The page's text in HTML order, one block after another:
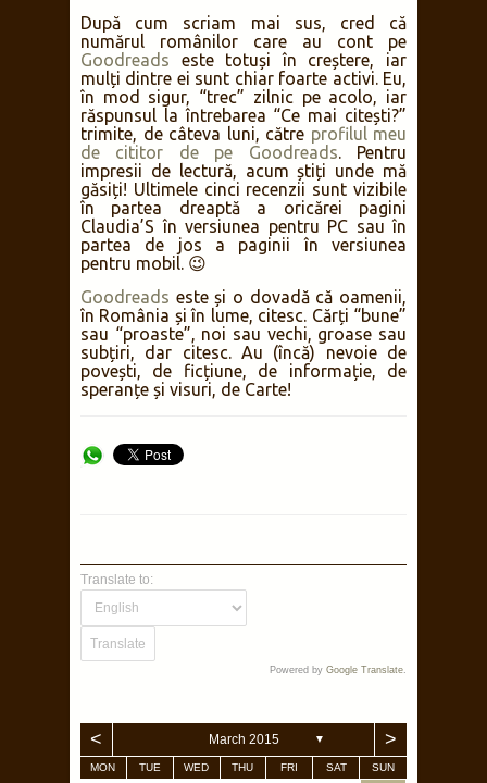
După cum scriam mai sus, cred că
numărul românilor care au cont pe
Goodreads este totuși în creștere, iar
mulți dintre ei sunt chiar foarte activi. Eu,
în mod sigur, “trec” zilnic pe acolo, iar
răspunsul la întrebarea “Ce mai citești?”
trimite, de câteva luni, către profilul meu
de cititor de pe Goodreads. Pentru
impresii de lectură, acum știți unde mă
găsiți! Ultimele cinci recenzii sunt vizibile
în partea dreaptă a oricărei pagini
Claudia’S în versiunea pentru PC sau în
partea de jos a paginii în versiunea
pentru mobil. 😉
Goodreads este și o dovadă că oamenii,
în România și în lume, citesc. Cărți “bune”
sau “proaste”, noi sau vechi, groase sau
subțiri, dar citesc. Au (încă) nevoie de
povești, de ficțiune, de informație, de
speranțe și visuri, de Carte!
Translate to:
Powered by Google Translate.
< March 2015 ▼ >
MON TUE WED THU FRI SAT SUN